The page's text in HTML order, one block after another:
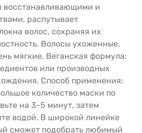
восстанавливающими и
распутывает
волос, сохраняя их
Волосы ухоженные,
мягкие. Веганская формула:
или производных
Способ применения:
количество маски по
на 3-5 минут, затем
водой. В широкой линейке
сможет подобрать любимый